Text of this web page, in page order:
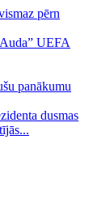
pērn
UEFA
panākumu
dusmas